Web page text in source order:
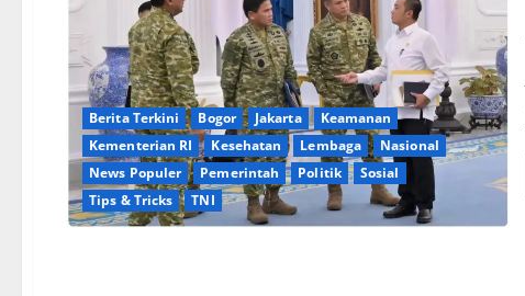
Berita Terkini Bogor Jakarta
Keamanan
Kementerian RI
Kesehatan Lembaga
Nasional
News Populer
Pemerintah Politik
Sosial
Tips & Tricks
TNI